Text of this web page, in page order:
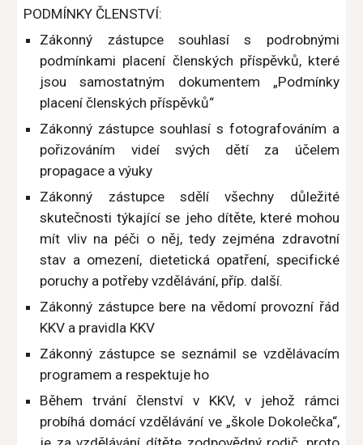
PODMÍNKY ČLENSTVÍ:
Zákonný zástupce souhlasí s podrobnými
podmínkami placení členských příspěvků, které
jsou samostatným dokumentem „Podmínky
placení členských příspěvků“
Zákonný zástupce souhlasí s fotografováním a
pořizováním videí svých dětí za účelem
propagace a výuky
Zákonný zástupce sdělí všechny důležité
skutečnosti týkající se jeho dítěte, které mohou
mít vliv na péči o něj, tedy zejména zdravotní
stav a omezení, dietetická opatření, specifické
poruchy a potřeby vzdělávání, příp. další.
Zákonný zástupce bere na vědomí provozní řád
KKV a pravidla KKV
Zákonný zástupce se seznámil se vzdělávacím
programem a respektuje ho
Během trvání členství v KKV, v jehož rámci
probíhá domácí vzdělávání ve „škole Dokolečka“,